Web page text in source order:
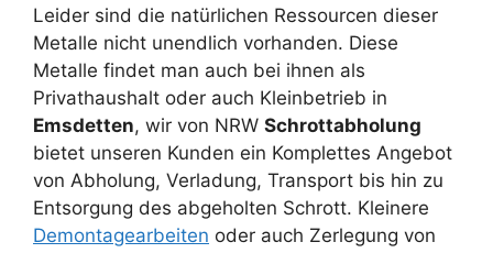
Leider sind die natürlichen Ressourcen dieser
Metalle nicht unendlich vorhanden. Diese
Metalle findet man auch bei ihnen als
Privathaushalt oder auch Kleinbetrieb in
Emsdetten, wir von NRW Schrottabholung
bietet unseren Kunden ein Komplettes Angebot
von Abholung, Verladung, Transport bis hin zu
Entsorgung des abgeholten Schrott. Kleinere
Demontagearbeiten oder auch Zerlegung von